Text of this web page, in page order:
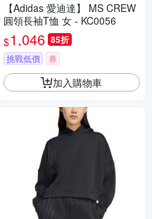
【Adidas 愛迪達】 MS CREW
圓領長袖T恤 女 - KC0056
$1,046 85折
挑戰低價 券
加入購物車